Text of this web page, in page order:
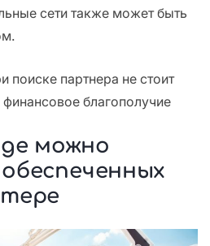
сети также может быть
поиске партнера не стоит
благополучие
можно